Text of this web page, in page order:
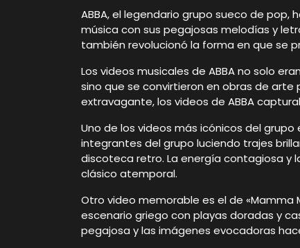
ABBA, el legendario grupo sueco de pop,
música con sus pegajosas melodías y
también revolucionó la forma en que se
Los videos musicales de ABBA no solo
sino que se convirtieron en obras de
extravagante, los videos de ABBA
Uno de los videos más icónicos del grupo
integrantes del grupo luciendo trajes
discoteca retro. La energía contagiosa y
clásico atemporal.
Otro video memorable es el de
escenario griego con playas doradas y
pegajosa y las imágenes evocadoras